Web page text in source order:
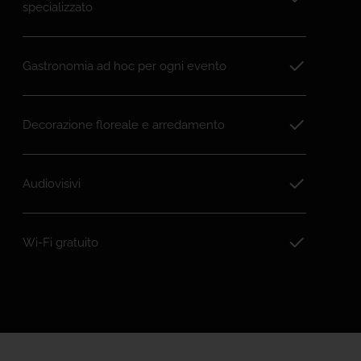
specializzato
Gastronomia ad hoc per ogni evento
Decorazione floreale e arredamento
Audiovisivi
Wi-Fi gratuito